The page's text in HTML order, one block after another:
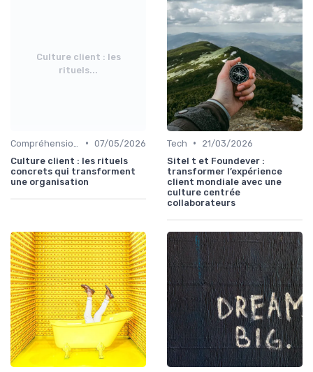
Culture client : les
rituels...
• 07/05/2026
Culture client : les rituels
concrets qui transforment
une organisation
Tech •
21/03/2026
Sitel t et Foundever :
transformer l’expérience
client mondiale avec une
culture centrée
collaborateurs